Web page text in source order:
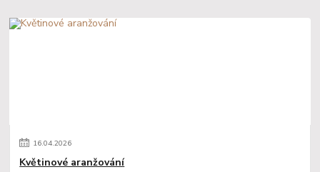
16.04.2026
Květinové aranžování